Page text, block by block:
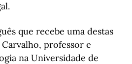
que recebe uma destas
Carvalho, professor e
na Universidade de